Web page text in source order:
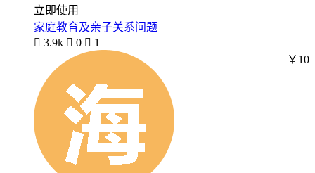
立即使用
家庭教育及亲子关系问题
 3.9k  0  1
￥10